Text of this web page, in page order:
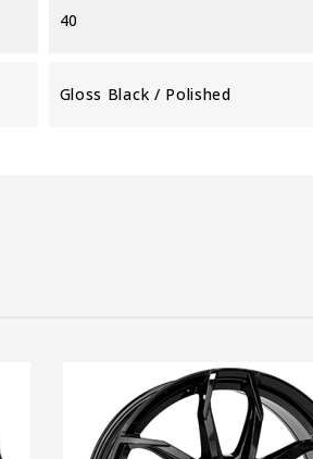
40
Gloss Black / Polished